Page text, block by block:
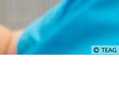
TEAG